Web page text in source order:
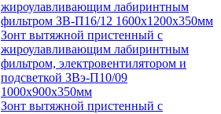
жироулавливающим лабиринтным
фильтром ЗВ-П16/12 1600х1200х350мм
Зонт вытяжной пристенный с
жироулавливающим лабиринтным
фильтром, электровентилятором и
подсветкой ЗВэ-П10/09
1000х900х350мм
Зонт вытяжной пристенный с